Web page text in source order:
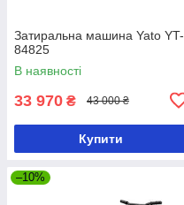
Затиральна машина Yato YT-
84825
В наявності
33 970 ₴ 43 000 ₴
Купити
–10%